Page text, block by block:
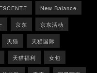
New Balance
京东 京东活动
天猫 天猫国际
天猫福利 女包